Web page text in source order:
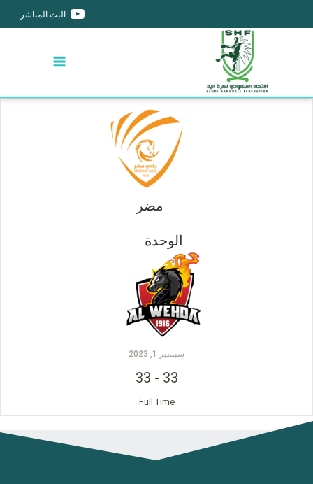
البث المباشر
مضر
الوحدة
سبتمبر 1, 2023
33
-
33
Full Time